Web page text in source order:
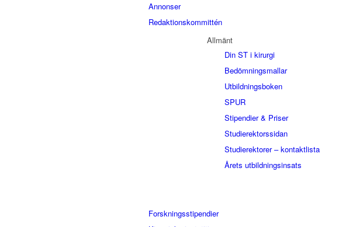
Annonser
Redaktionskommittén
Allmänt
Din ST i kirurgi
Bedömningsmallar
Utbildningsboken
SPUR
Stipendier & Priser
Studierektorssidan
Studierektorer – kontaktlista
Årets utbildningsinsats
Forskningsstipendier